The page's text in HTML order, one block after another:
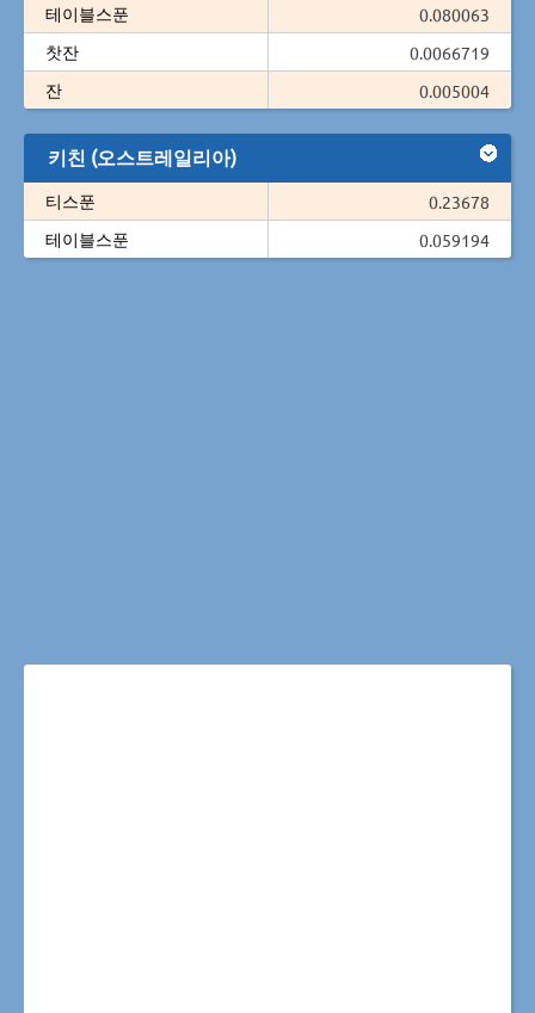
테이블스푼
0.080063
찻잔
0.0066719
잔
0.005004
키친 (오스트레일리아)
티스푼
0.23678
테이블스푼
0.059194